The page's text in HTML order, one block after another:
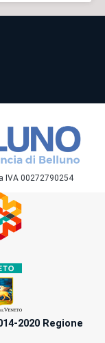
IVA 00272790254
2020 Regione